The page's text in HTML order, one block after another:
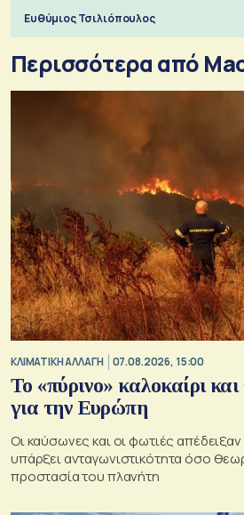
Ευθύμιος Τσιλιόπουλος
Περισσότερα από
ΚΛΙΜΑΤΙΚΗ ΑΛΛΑΓΗ 07.08.2026, 15:00
Το «πύρινο» καλοκαίρι
για την Ευρώπη
Οι καύσωνες και οι φωτιές
υπάρξει ανταγωνιστικότητα όσο
προστασία του πλανήτη